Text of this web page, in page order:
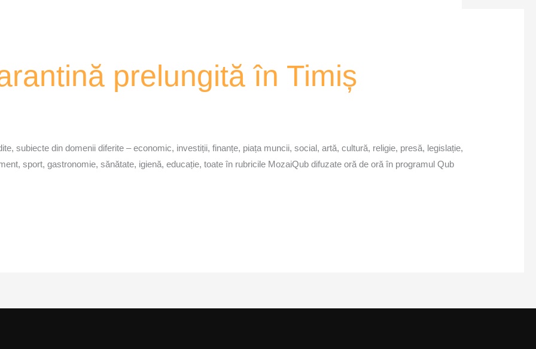
prelungită în Timiș
subiecte din domenii diferite – economic, investiții, finanțe, piața muncii, social, artă, cultură, religie, presă, legislație,
sport, gastronomie, sănătate, igienă, educație, toate în rubricile MozaiQub difuzate oră de oră în programul Qub